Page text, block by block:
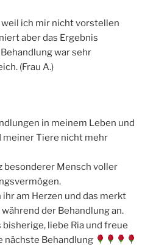
ich mir nicht vorstellen
aber das Ergebnis
war sehr
(Frau A.)
in meinem Leben und
meiner Tiere nicht mehr
besonderer Mensch voller
am Herzen und das merkt
der Behandlung an.
bisherige, liebe Ria und freue
nächste Behandlung